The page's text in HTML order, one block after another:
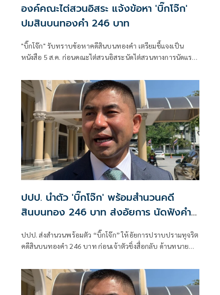
องค์คณะไต่สวนอิสระ แจ้งข้อหา 'บิ๊กโจ๊ก'
ปมสินบนทองคำ 246 บาท
"บิ๊กโจ๊ก" รับทราบข้อหาคดีสินบนทองคำ เตรียมชี้แจงเป็น
หนังสือ 5 ส.ค. ก่อนคณะไต่สวนอิสระนัดไต่สวนทางการนัดแรก
ปปป. นำตัว 'บิ๊กโจ๊ก' พร้อมสำนวนคดี
สินบนทอง 246 บาท ส่งอัยการ นัดฟังคำ
ปปป. ส่งสำนวนพร้อมตัว “บิ๊กโจ๊ก” ให้อัยการปราบปรามทุจริต
คดีสินบนทองคำ 246 บาท ก่อนเจ้าตัวชิ่งสื่อกลับ ด้านทนาย
คำสั่ง 12 พ.ค. ย้ำที่ไม่ให้สัมภาษณ์สื่อเพราะขั้นตอนส่วนนี้เป็น
ขั้นตอนทางกฎหมาย